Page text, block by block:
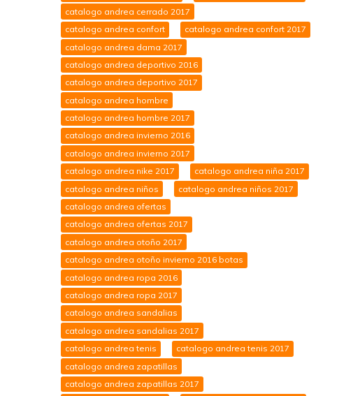
catalogo andrea cerrado 2017
catalogo andrea confort
catalogo andrea confort 2017
catalogo andrea dama 2017
catalogo andrea deportivo 2016
catalogo andrea deportivo 2017
catalogo andrea hombre
catalogo andrea hombre 2017
catalogo andrea invierno 2016
catalogo andrea invierno 2017
catalogo andrea nike 2017
catalogo andrea niña 2017
catalogo andrea niños
catalogo andrea niños 2017
catalogo andrea ofertas
catalogo andrea ofertas 2017
catalogo andrea otoño 2017
catalogo andrea otoño invierno 2016 botas
catalogo andrea ropa 2016
catalogo andrea ropa 2017
catalogo andrea sandalias
catalogo andrea sandalias 2017
catalogo andrea tenis
catalogo andrea tenis 2017
catalogo andrea zapatillas
catalogo andrea zapatillas 2017